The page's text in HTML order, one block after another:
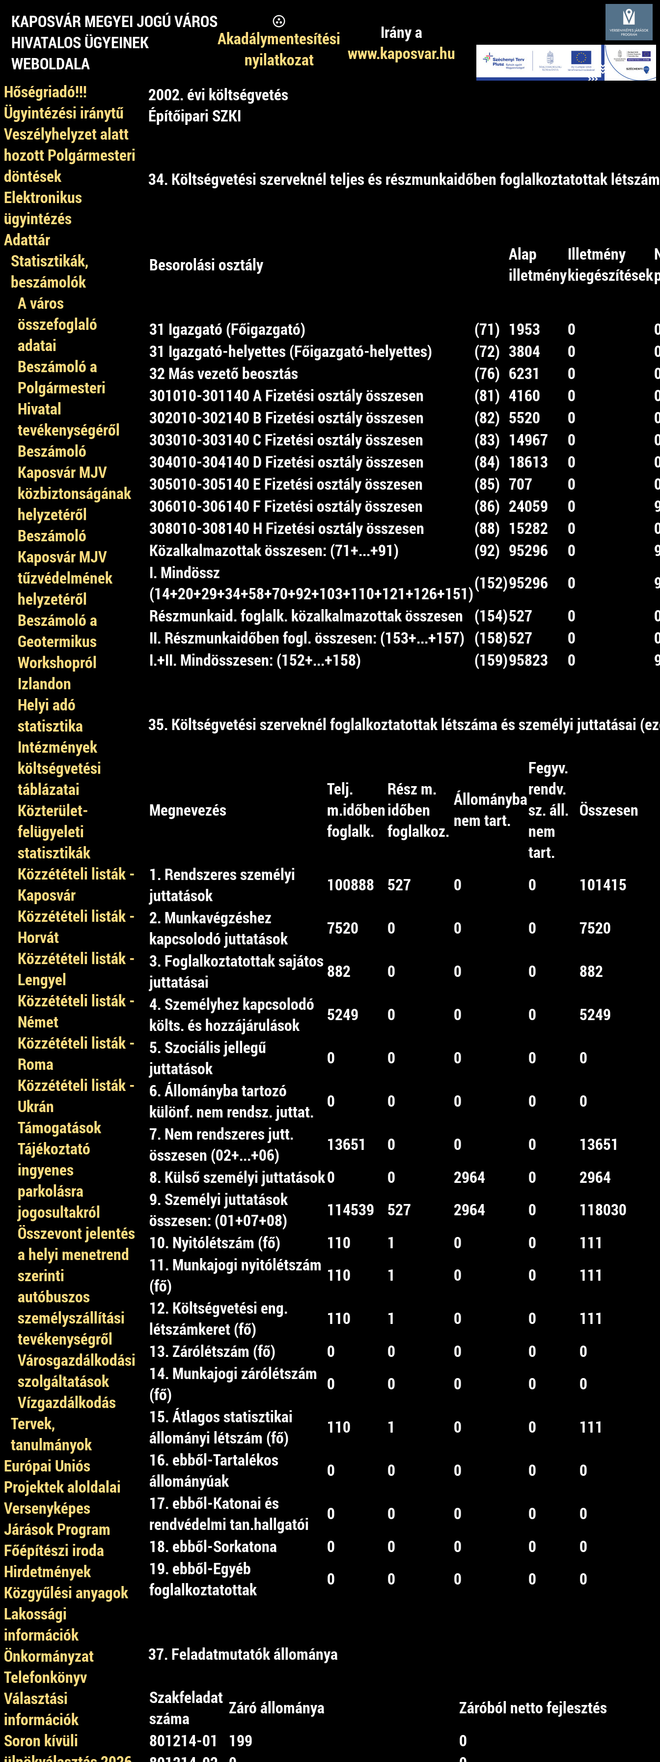
KAPOSVÁR MEGYEI JOGÚ VÁROS
HIVATALOS ÜGYEINEK
WEBOLDALA
Akadálymentesítési
nyilatkozat
Irány a
www.kaposvar.hu
Hőségriadó!!!
Ügyintézési iránytű
Veszélyhelyzet alatt
hozott Polgármesteri
döntések
Elektronikus
ügyintézés
Adattár
Statisztikák,
beszámolók
A város
összefoglaló
adatai
Beszámoló a
Polgármesteri
Hivatal
tevékenységéről
Beszámoló
Kaposvár MJV
közbiztonságának
helyzetéről
Beszámoló
Kaposvár MJV
tűzvédelmének
helyzetéről
Beszámoló a
Geotermikus
Workshopról
Izlandon
Helyi adó
statisztika
Intézmények
költségvetési
táblázatai
Közterület-
felügyeleti
statisztikák
Közzétételi listák -
Kaposvár
Közzétételi listák -
Horvát
Közzétételi listák -
Lengyel
Közzétételi listák -
Német
Közzétételi listák -
Roma
Közzétételi listák -
Ukrán
Támogatások
Tájékoztató
ingyenes
parkolásra
jogosultakról
Összevont jelentés
a helyi menetrend
szerinti
autóbuszos
személyszállítási
tevékenységről
Városgazdálkodási
szolgáltatások
Vízgazdálkodás
Tervek,
tanulmányok
Európai Uniós
Projektek aloldalai
Versenyképes
Járások Program
Főépítészi iroda
Hirdetmények
Közgyűlési anyagok
Lakossági
információk
Önkormányzat
Telefonkönyv
Választási
információk
Soron kívüli
2002. évi költségvetés
Építőipari SZKI
34. Költségvetési szerveknél teljes és részmunkaidőben foglalkoztatottak
Besorolási osztály
Alap
illetmény
Illetmény
kiegészítések
31 Igazgató (Főigazgató) (71) 1953 0
31 Igazgató-helyettes (Főigazgató-helyettes)
(72) 3804 0
32 Más vezető beosztás
(76) 6231 0
301010-301140 A Fizetési osztály összesen
(81) 4160 0
302010-302140 B Fizetési osztály összesen
(82) 5520 0
303010-303140 C Fizetési osztály összesen
(83) 14967 0
304010-304140 D Fizetési osztály összesen
(84) 18613 0
305010-305140 E Fizetési osztály összesen
(85) 707 0
306010-306140 F Fizetési osztály összesen
(86) 24059 0
308010-308140 H Fizetési osztály összesen
(88) 15282 0
Közalkalmazottak összesen: (71+...+91)
(92) 95296 0
I. Mindössz
(14+20+29+34+58+70+92+103+110+121+126+151)
(152)95296 0
Részmunkaid. foglalk. közalkalmazottak összesen (154)527 0
II. Részmunkaidőben fogl. összesen: (153+...+157) (158)527 0
I.+II. Mindösszesen: (152+...+158)
(159)95823 0
35. Költségvetési szerveknél foglalkoztatottak létszáma és személyi juttatásai
Megnevezés
Telj.
m.időben
foglalk.
Rész m.
időben
foglalkoz.
Állományba
nem tart.
Fegyv.
rendv.
sz. áll.
nem
tart.
Összesen
1. Rendszeres személyi
juttatások
100888 527 0 0
101415
2. Munkavégzéshez
kapcsolodó juttatások
7520 0 0 0
7520
3. Foglalkoztatottak sajátos
juttatásai
882 0 0 0
882
4. Személyhez kapcsolodó
költs. és hozzájárulások
5249 0 0 0
5249
5. Szociális jellegű
juttatások
0 0 0 0
0
6. Állományba tartozó
különf. nem rendsz. juttat.
0 0 0 0
0
7. Nem rendszeres jutt.
összesen (02+...+06)
13651 0 0 0
13651
8. Külső személyi juttatások0 0 2964 0
2964
9. Személyi juttatások
összesen: (01+07+08)
114539 527 2964 0
118030
10. Nyitólétszám (fő)
110 1 0 0
111
11. Munkajogi nyitólétszám
(fő)
110 1 0 0
111
12. Költségvetési eng.
létszámkeret (fő)
110 1 0 0
111
13. Zárólétszám (fő)
0 0 0 0
0
14. Munkajogi zárólétszám
(fő)
0 0 0 0
0
15. Átlagos statisztikai
állományi létszám (fő)
110 1 0 0
111
16. ebből-Tartalékos
állományúak
0 0 0 0
0
17. ebből-Katonai és
rendvédelmi tan.hallgatói
0 0 0 0
0
18. ebből-Sorkatona
0 0 0 0
0
19. ebből-Egyéb
foglalkoztatottak
0 0 0 0 0
37. Feladatmutatók állománya
Szakfeladat
száma
Záró állománya
Záróból netto fejlesztés
801214-01
199
0